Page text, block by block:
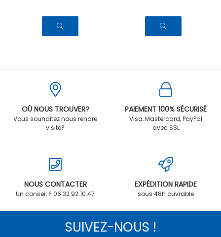
OÙ NOUS TROUVER?
Vous souhaitez nous rendre
visite?
PAIEMENT 100% SÉCURISÉ
Visa, Mastercard, PayPal
avec SSL
NOUS CONTACTER
Un conseil ? 06.32.92.10.47
EXPÉDITION RAPIDE
sous 48h ouvrable
SUIVEZ-NOUS !